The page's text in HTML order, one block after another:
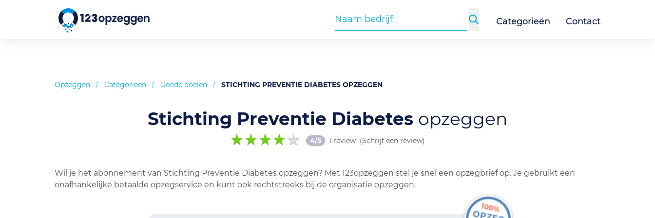
Categorieën Contact
Opzeggen / Categorieën / Goede doelen / STICHTING PREVENTIE DIABETES OPZEGGEN
Stichting Preventie Diabetes opzeggen
4/5 1 review (Schrijf een review)
Wil je het abonnement van Stichting Preventie Diabetes opzeggen? Met 123opzeggen stel je snel een opzegbrief op. Je gebruikt een
onafhankelijke betaalde opzegservice en kunt ook rechtstreeks bij de organisatie opzeggen.